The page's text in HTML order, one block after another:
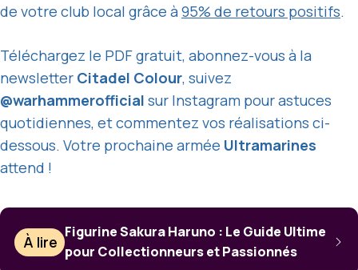
de votre club local grâce à95% de retours positifs.
Téléchargez le PDF gratuit, abonnez-vous à la
newsletter Citadel Colour, suivez
@warhammerofficial sur Instagram pour astuces
quotidiennes, et commentez vos réalisations ci-
dessous. Votre prochaine armée Ultramarines
attend !
À lire
Figurine Sakura Haruno : Le Guide Ultime
pour Collectionneurs et Passionnés